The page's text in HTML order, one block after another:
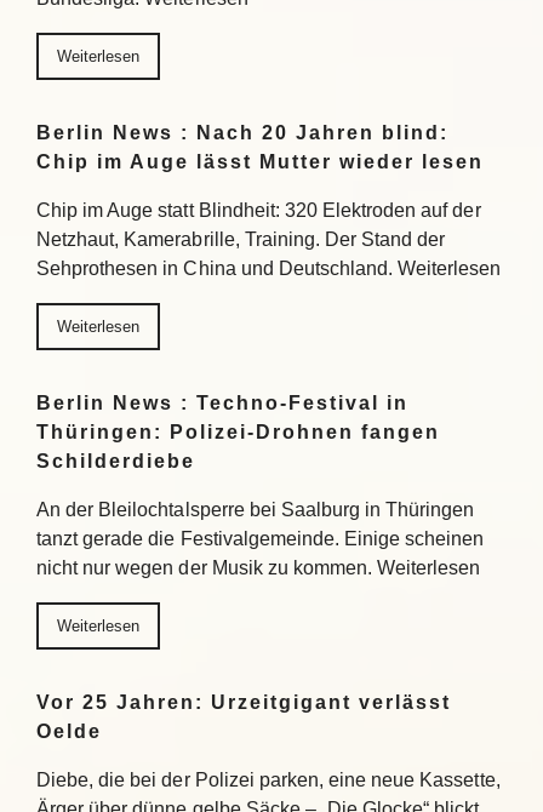
Weiterlesen
Berlin News : Nach 20 Jahren blind:
Chip im Auge lässt Mutter wieder lesen
Chip im Auge statt Blindheit: 320 Elektroden auf der
Netzhaut, Kamerabrille, Training. Der Stand der
Sehprothesen in China und Deutschland. Weiterlesen
Weiterlesen
Berlin News : Techno-Festival in
Thüringen: Polizei-Drohnen fangen
Schilderdiebe
An der Bleilochtalsperre bei Saalburg in Thüringen
tanzt gerade die Festivalgemeinde. Einige scheinen
nicht nur wegen der Musik zu kommen. Weiterlesen
Weiterlesen
Vor 25 Jahren: Urzeitgigant verlässt
Oelde
Diebe, die bei der Polizei parken, eine neue Kassette,